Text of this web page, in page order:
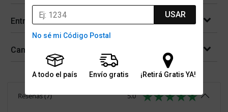
USAR
No sé mi Código Postal
A todo el país Envío gratis ¡Retirá Gratis YA!
Entregas
Cambios y devoluciones
Reseñas(7) 5.0